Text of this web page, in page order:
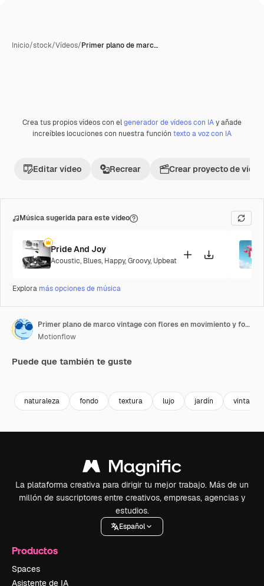
Inicio/stock/Vídeos/Primer plano de marc…
Premium
Crea tus propios vídeos con elgenerador de vídeos con IAy añade
increíbles locuciones con nuestra función texto a voz con IA
Editar vídeo Recrear Crear proyecto de vídeo
Música sugerida para este vídeo
Pride And Joy
Acoustic, Blues, Happy,Groovy, Upbeat
Explora más opciones de música
Primer plano de marco vintage con flores en movimiento y fondo de boda 12
Motionflow
Puede que también te guste
naturaleza fondo textura lujo jardín vintage
La plataforma creativa para dirigir tu mejor trabajo. Más de un
millón de suscriptores entre creativos, empresas, agencias y
estudios.
Español
Productos
Spaces
Asistente de IA